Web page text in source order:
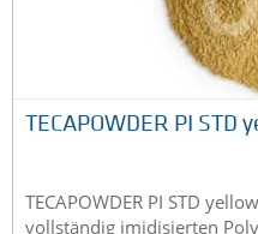
TECAPOWDER PI STD
TECAPOWDER PI STD
vollständig imidisierten